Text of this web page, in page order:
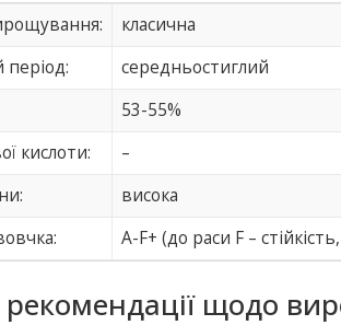
класична
період:
середньостиглий
53-55%
кислоти:
–
висока
A-F+ (до раси F –
рекомендації щодо